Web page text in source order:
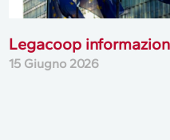
Legacoop
15 Giugno 2026